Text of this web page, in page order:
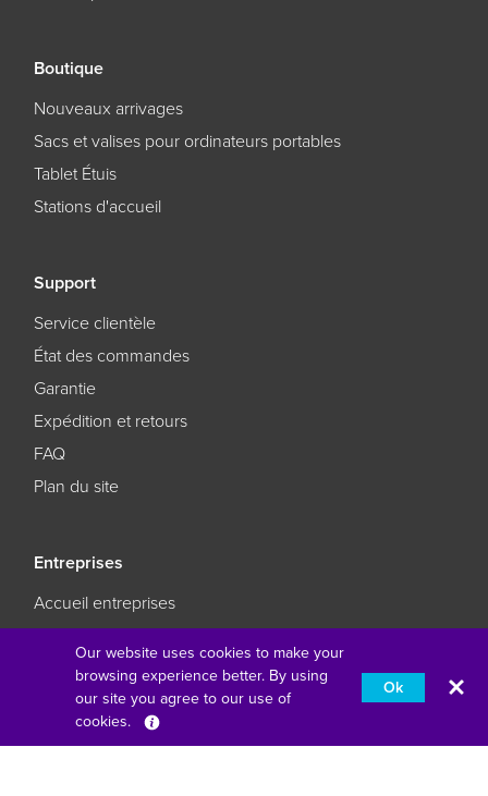
Boutique
Nouveaux arrivages
Sacs et valises pour ordinateurs portables
Tablet Étuis
Stations d'accueil
Support
Service clientèle
État des commandes
Garantie
Expédition et retours
FAQ
Plan du site
Entreprises
Accueil entreprises
L'éducation réimaginée
Faites en sorte que vos affaires restent des affaires
Our website uses cookies to make your
browsing experience better. By using
our site you agree to our use of
cookies.
Ok